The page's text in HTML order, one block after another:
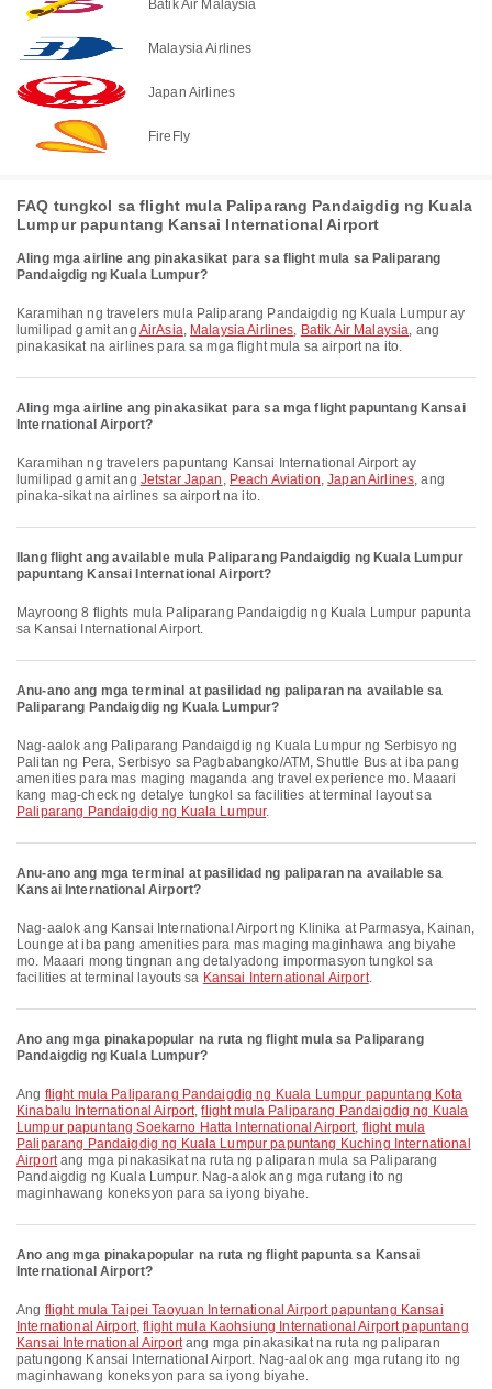
Batik Air Malaysia
Malaysia Airlines
Japan Airlines
FireFly
FAQ tungkol sa flight mula Paliparang Pandaigdig ng Kuala
Lumpur papuntang Kansai International Airport
Aling mga airline ang pinakasikat para sa flight mula sa Paliparang
Pandaigdig ng Kuala Lumpur?
Karamihan ng travelers mula Paliparang Pandaigdig ng Kuala Lumpur ay
lumilipad gamit ang AirAsia, Malaysia Airlines, Batik Air Malaysia, ang
pinakasikat na airlines para sa mga flight mula sa airport na ito.
Aling mga airline ang pinakasikat para sa mga flight papuntang Kansai
International Airport?
Karamihan ng travelers papuntang Kansai International Airport ay
lumilipad gamit ang Jetstar Japan , Peach Aviation,Japan Airlines, ang
pinaka-sikat na airlines sa airport na ito.
Ilang flight ang available mula Paliparang Pandaigdig ng Kuala Lumpur
papuntang Kansai International Airport?
Mayroong 8 flights mula Paliparang Pandaigdig ng Kuala Lumpur papunta
sa Kansai International Airport.
Anu-ano ang mga terminal at pasilidad ng paliparan na available sa
Paliparang Pandaigdig ng Kuala Lumpur?
Nag-aalok ang Paliparang Pandaigdig ng Kuala Lumpur ng Serbisyo ng
Palitan ng Pera, Serbisyo sa Pagbabangko/ATM, Shuttle Bus at iba pang
amenities para mas maging maganda ang travel experience mo. Maaari
kang mag-check ng detalye tungkol sa facilities at terminal layout sa
Paliparang Pandaigdig ng Kuala Lumpur.
Anu-ano ang mga terminal at pasilidad ng paliparan na available sa
Kansai International Airport?
Nag-aalok ang Kansai International Airport ng Klinika at Parmasya, Kainan,
Lounge at iba pang amenities para mas maging maginhawa ang biyahe
mo. Maaari mong tingnan ang detalyadong impormasyon tungkol sa
facilities at terminal layouts sa Kansai International Airport.
Ano ang mga pinakapopular na ruta ng flight mula sa Paliparang
Pandaigdig ng Kuala Lumpur?
Ang flight mula Paliparang Pandaigdig ng Kuala Lumpur papuntang Kota
Kinabalu International Airport,flight mula Paliparang Pandaigdig ng Kuala
Lumpur papuntang Soekarno Hatta International Airport, flight mula
Paliparang Pandaigdig ng Kuala Lumpur papuntang Kuching International
Airportang mga pinakasikat na ruta ng paliparan mula sa Paliparang
Pandaigdig ng Kuala Lumpur. Nag-aalok ang mga rutang ito ng
maginhawang koneksyon para sa iyong biyahe.
Ano ang mga pinakapopular na ruta ng flight papunta sa Kansai
International Airport?
Ang flight mula Taipei Taoyuan International Airport papuntang Kansai
International Airport,flight mula Kaohsiung International Airport papuntang
Kansai International Airportang mga pinakasikat na ruta ng paliparan
patungong Kansai International Airport. Nag-aalok ang mga rutang ito ng
maginhawang koneksyon para sa iyong biyahe.